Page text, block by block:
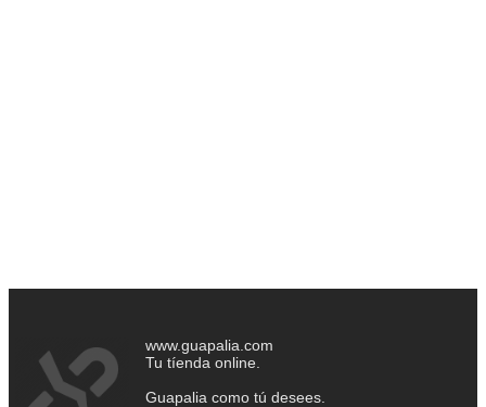
www.guapalia.com
Tu tíenda online.
Guapalia como tú desees.